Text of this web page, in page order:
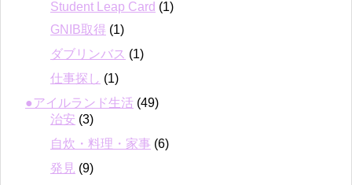
Student Leap Card (1)
GNIB取得 (1)
ダブリンバス (1)
仕事探し (1)
●アイルランド生活 (49)
治安 (3)
自炊・料理・家事 (6)
発見 (9)